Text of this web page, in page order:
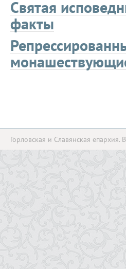
Святая
факты
Горловская и Славянская